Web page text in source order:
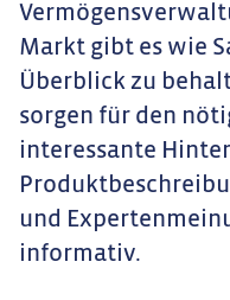
Markt gibt es wie
Überblick zu
sorgen für den
interessante
und
informativ.